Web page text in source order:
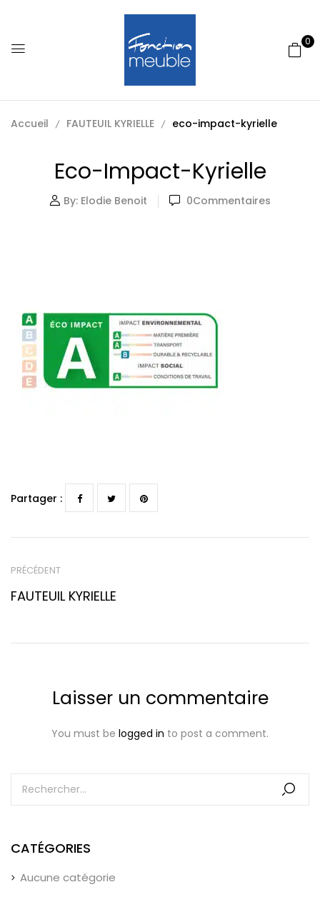
0
Accueil FAUTEUIL KYRIELLE eco-impact-kyrielle
Eco-Impact-Kyrielle
By: Elodie Benoit 0Commentaires
CATÉGORIES
Aucune catégorie
Partager :
PRÉCÉDENT
FAUTEUIL KYRIELLE
Laisser un commentaire
You must be logged in to post a comment.